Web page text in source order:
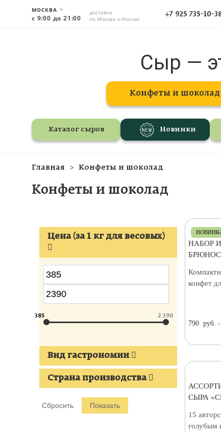
МОСКВА
с 9:00 до 21:00
доставка
по Москве и России
+7 925 735-10-
Сыр —
Конфеты и шоколад
Каталог сыров Новинки
Главная Конфеты и шоколад
Конфеты и шоколад
Цена (за 1 кг для весовых)
385 2 390
Вид гастрономии
Страна производства
НАБОР
конфет
790 руб.
СЫРА
15
голубым